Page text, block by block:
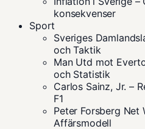
konsekvenser
Sport
Sveriges
och Taktik
Man Utd mot
och Statistik
Carlos Sainz, Jr. –
F1
Peter Forsberg Net
Affärsmodell